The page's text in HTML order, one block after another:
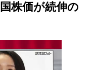
株価が続伸の